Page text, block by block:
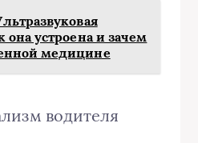
она устроена и зачем
медицине
водителя